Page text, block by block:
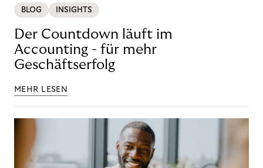
BLOG INSIGHTS
Der Countdown läuft im
Accounting - für mehr
Geschäftserfolg
MEHR LESEN